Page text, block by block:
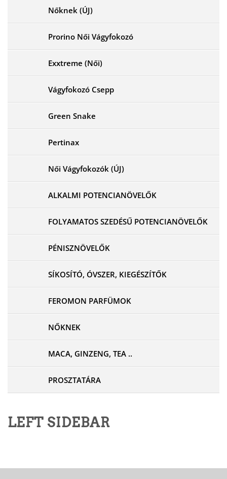
LEFT SIDEBAR
Nőknek (ÚJ)
Prorino Női Vágyfokozó
Exxtreme (Női)
Vágyfokozó Csepp
Green Snake
Pertinax
Női Vágyfokozók (ÚJ)
ALKALMI POTENCIANÖVELŐK
FOLYAMATOS SZEDÉSŰ POTENCIANÖVELŐK
PÉNISZNÖVELŐK
SÍKOSÍTÓ, ÓVSZER, KIEGÉSZÍTŐK
FEROMON PARFÜMOK
NŐKNEK
MACA, GINZENG, TEA ..
PROSZTATÁRA